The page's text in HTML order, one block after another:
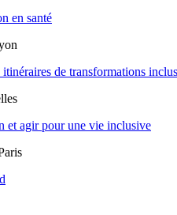
en santé
de transformations
et agir pour une vie inclusive